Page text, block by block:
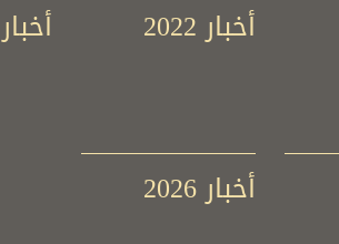
أخبار 2022 أخبار 2023
أخبار 2026